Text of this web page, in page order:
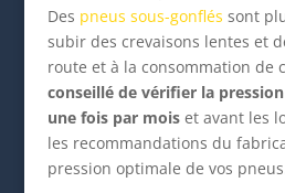
Des pneus sous-gonflés sont
subir des crevaisons lentes et
route et à la consommation de
conseillé de vérifier la
une fois par moiset avant les
les recommandations du
pression optimale de vos